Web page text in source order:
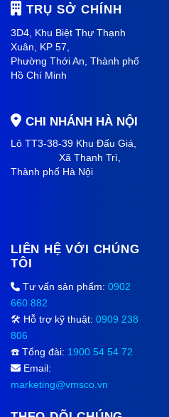
TRỤ SỞ CHÍNH
3D4, Khu Biệt Thự Thạnh
Xuân, KP 57,
Phường Thới An, Thành phố
Hồ Chí Minh
CHI NHÁNH HÀ NỘI
Lô TT3-38-39 Khu Đấu Giá,
Xã Thanh Trì,
Thành phố Hà Nội
LIÊN HỆ VỚI CHÚNG
TÔI
Tư vấn sản phẩm: 0902
660 882
🛠️ Hỗ trợ kỹ thuật: 0909 238
806
☎️ Tổng đài: 1900 54 54 72
Email:
marketing@vmsco.vn